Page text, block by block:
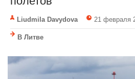
Liudmila Davydova 21 февраля
В Литве